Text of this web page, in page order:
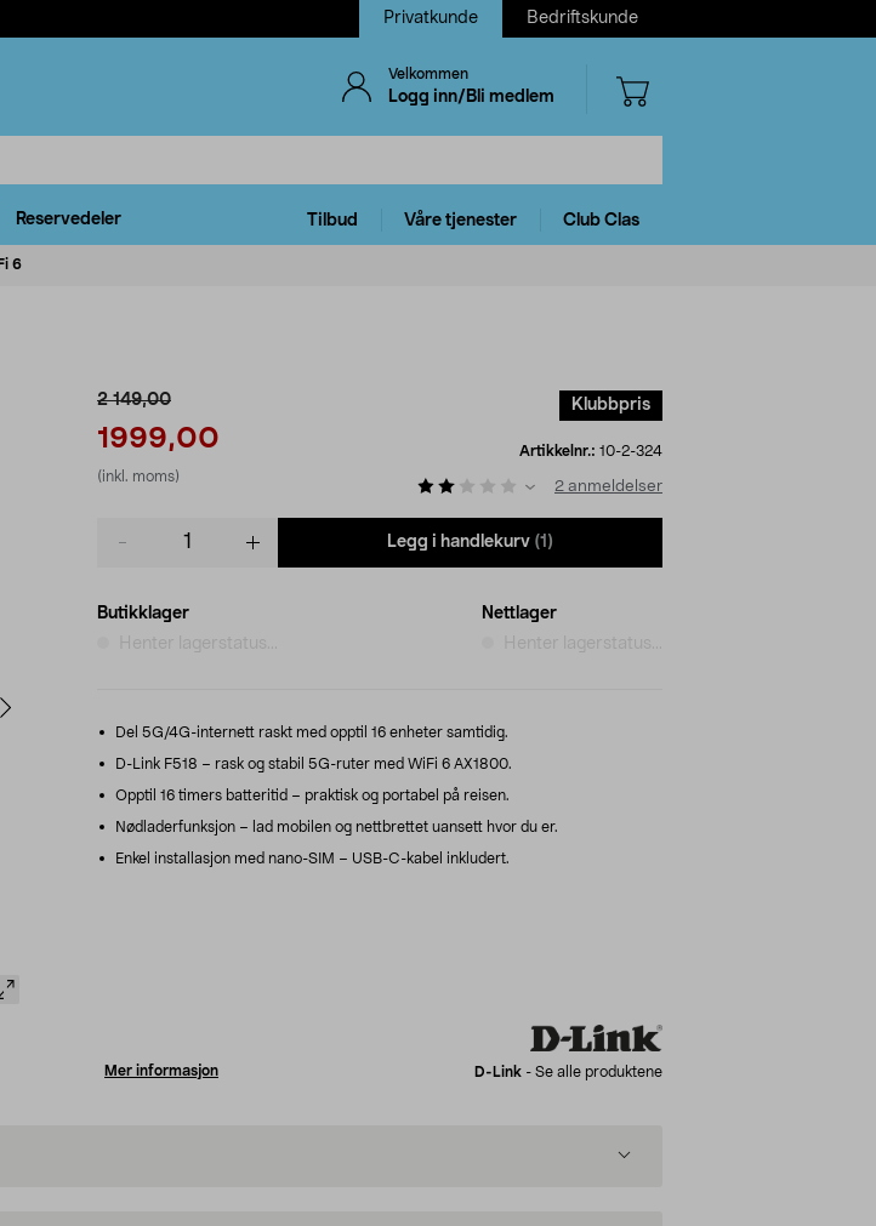
Privatkunde Bedriftskunde
Velkommen
Logg inn/Bli medlem
Reservedeler Tilbud Våre tjenester Club Clas
6
2 149,00
1999,00
(inkl. moms)
Klubbpris
Artikkelnr.: 10-2-324
2 anmeldelser
Legg i handlekurv (1)
Butikklager
Henter lagerstatus...
Nettlager
Henter lagerstatus...
Del 5G/4G-internett raskt med opptil 16 enheter samtidig.
D-Link F518 – rask og stabil 5G-ruter med WiFi 6 AX1800.
Opptil 16 timers batteritid – praktisk og portabel på reisen.
Nødladerfunksjon – lad mobilen og nettbrettet uansett hvor du er.
Enkel installasjon med nano-SIM – USB-C-kabel inkludert.
Mer informasjon D-Link - Se alle produktene